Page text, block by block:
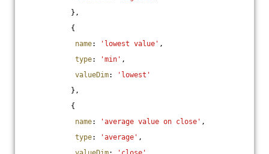
},
{
name: 'lowest value' ,
type: 'min' ,
valueDim:
'lowest'
},
{
name: 'average value on close' ,
type: 'average' ,